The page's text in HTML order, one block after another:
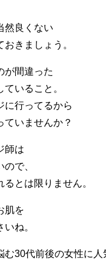
然良くない
きましょう。
が間違った
いること。
に行ってるから
ていませんか？
師は
で、
とは限りません。
肌を
ね。
む30代前後の女性に人